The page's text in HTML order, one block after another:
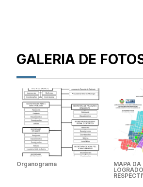
GALERIA DE
Organograma
MAPA DA